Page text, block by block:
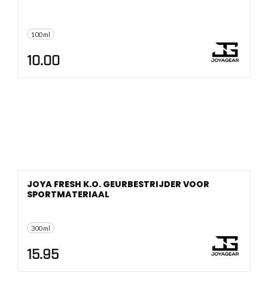
100 ml
10.00
300 ml
JOYA FRESH K.O. GEURBESTRIJDER VOOR
SPORTMATERIAAL
15.95